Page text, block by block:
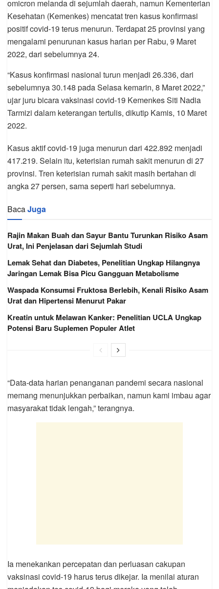
omicron melanda di sejumlah daerah, namun Kementerian
Kesehatan (Kemenkes) mencatat tren kasus konfirmasi
positif covid-19 terus menurun. Terdapat 25 provinsi yang
mengalami penurunan kasus harian per Rabu, 9 Maret
2022, dari sebelumnya 24.
“Kasus konfirmasi nasional turun menjadi 26.336, dari
sebelumnya 30.148 pada Selasa kemarin, 8 Maret 2022,”
ujar juru bicara vaksinasi covid-19 Kemenkes Siti Nadia
Tarmizi dalam keterangan tertulis, dikutip Kamis, 10 Maret
2022.
Kasus aktif covid-19 juga menurun dari 422.892 menjadi
417.219. Selain itu, keterisian rumah sakit menurun di 27
provinsi. Tren keterisian rumah sakit masih bertahan di
angka 27 persen, sama seperti hari sebelumnya.
BacaJuga
Rajin Makan Buah dan Sayur Bantu Turunkan Risiko Asam
Urat, Ini Penjelasan dari Sejumlah Studi
Lemak Sehat dan Diabetes, Penelitian Ungkap Hilangnya
Jaringan Lemak Bisa Picu Gangguan Metabolisme
Waspada Konsumsi Fruktosa Berlebih, Kenali Risiko Asam
Urat dan Hipertensi Menurut Pakar
Kreatin untuk Melawan Kanker: Penelitian UCLA Ungkap
Potensi Baru Suplemen Populer Atlet
“Data-data harian penanganan pandemi secara nasional
memang menunjukkan perbaikan, namun kami imbau agar
masyarakat tidak lengah,” terangnya.
Ia menekankan percepatan dan perluasan cakupan
vaksinasi covid-19 harus terus dikejar. Ia menilai aturan